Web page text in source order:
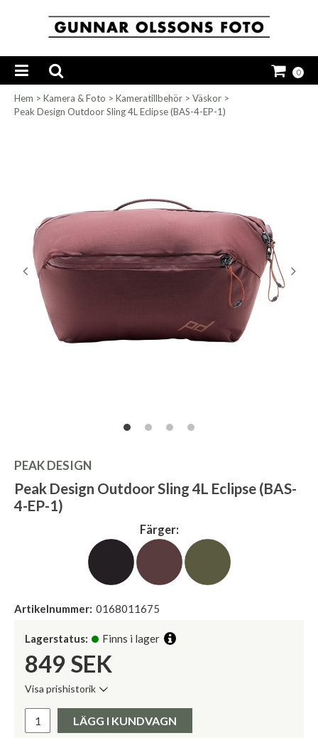
0
Hem > Kamera & Foto > Kameratillbehör > Väskor >
Peak Design Outdoor Sling 4L Eclipse (BAS-4-EP-1)
PEAK DESIGN
Peak Design Outdoor Sling 4L Eclipse (BAS-
4-EP-1)
Färger:
Artikelnummer: 0168011675
Lagerstatus: Finns i lager
849 SEK
Visa prishistorik
Pris:
LÄGG I KUNDVAGN